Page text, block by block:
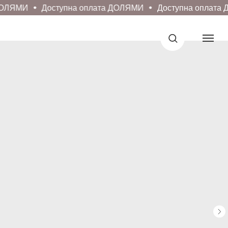
Доступна оплата ДОЛЯМИ Доступна оплата